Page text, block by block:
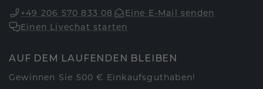
+49 206 570 833 08
Eine E-Mail senden
Einen Livechat starten
AUF DEM LAUFENDEN BLEIBEN
Gewinnen Sie 500 € Einkaufsguthaben!